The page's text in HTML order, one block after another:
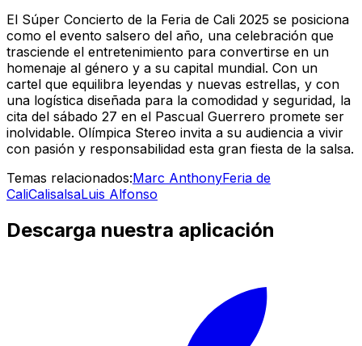
El Súper Concierto de la Feria de Cali 2025 se posiciona
como el evento salsero del año, una celebración que
trasciende el entretenimiento para convertirse en un
homenaje al género y a su capital mundial. Con un
cartel que equilibra leyendas y nuevas estrellas, y con
una logística diseñada para la comodidad y seguridad, la
cita del sábado 27 en el Pascual Guerrero promete ser
inolvidable. Olímpica Stereo invita a su audiencia a vivir
con pasión y responsabilidad esta gran fiesta de la salsa.
Temas relacionados:Marc AnthonyFeria de
CaliCalisalsaLuis Alfonso
Descarga nuestra aplicación